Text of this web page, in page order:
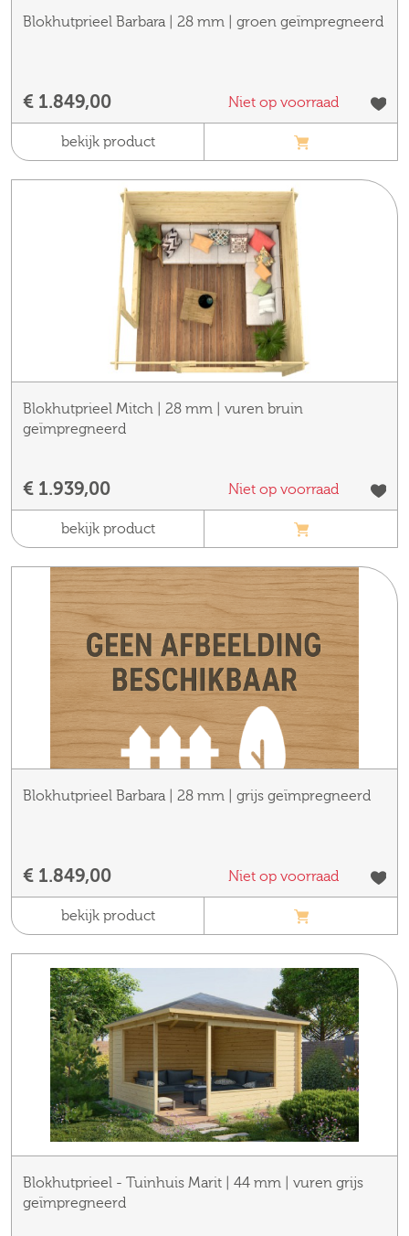
Blokhutprieel Barbara | 28 mm | groen geïmpregneerd
€ 1.849,00 Niet op voorraad
bekijk product
Blokhutprieel Mitch | 28 mm | vuren bruin
geïmpregneerd
€ 1.939,00 Niet op voorraad
bekijk product
Blokhutprieel Barbara | 28 mm | grijs geïmpregneerd
€ 1.849,00 Niet op voorraad
bekijk product
Blokhutprieel - Tuinhuis Marit | 44 mm | vuren grijs
geïmpregneerd